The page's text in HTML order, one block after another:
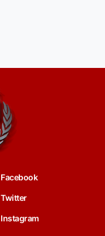
Facebook
Twitter
Instagram